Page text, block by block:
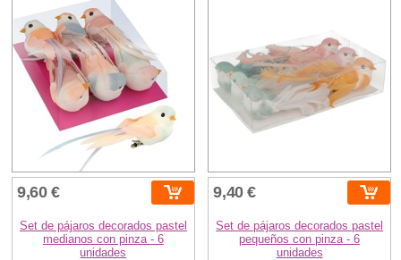
9,60 €
Set de pájaros decorados pastel
medianos con pinza - 6
unidades
9,40 €
Set de pájaros decorados pastel
pequeños con pinza - 6
unidades